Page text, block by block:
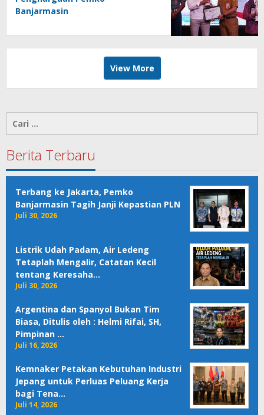
Banjarmasin
View More
Cari
untuk:
Berita Terbaru
Terbang ke Jakarta, Pemko
Banjarmasin Tagih Janji Kepastian PLN
Juli 30, 2026
Listrik Udah Padam, Air Ledeng
Tetaplah Mengalir, Catatan Kecil
tentang Keresaha…
Juli 30, 2026
Argentina dan Spanyol Bukan Tim
Biasa, Ditulis oleh : Helmi Rifai, SH,
Pimpinan …
Juli 16, 2026
Kemnaker Petakan Kebutuhan Industri
Jepang untuk Perluas Peluang Kerja
bagi Tena…
Juli 14, 2026